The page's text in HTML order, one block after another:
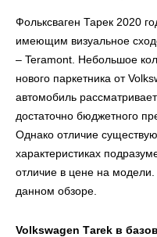
Фольксваген Тарек 2020
имеющим визуальное
– Teramont. Небольшое
нового паркетника от
автомобиль
достаточно бюджетного
Однако отличие
характеристиках
отличие в цене на
данном обзоре.
Volkswagen Tаrek в